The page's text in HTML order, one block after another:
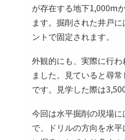
が存在する地下1,000m
ます。掘削された井戸
ントで固定されます。
外観的にも、実際に行
ました。見ていると尋
です。見学した際は
今回は水平掘削の現場
で、ドリルの方向を水